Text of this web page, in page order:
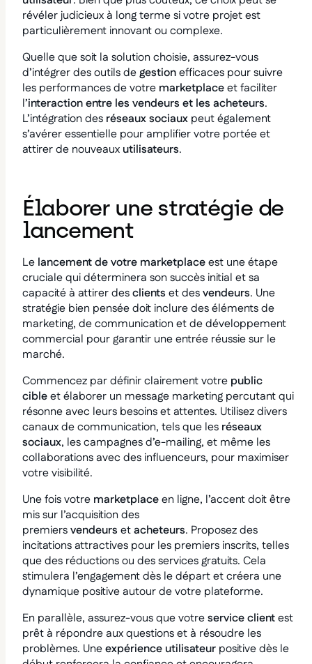
révéler judicieux à long terme si votre projet est
particulièrement innovant ou complexe.
Quelle que soit la solution choisie, assurez-vous
d’intégrer des outils degestionefficaces pour suivre
les performances de votre marketplaceet faciliter
l’interaction entre les vendeurs et les acheteurs.
L’intégration des réseaux sociaux peut également
s’avérer essentielle pour amplifier votre portée et
attirer de nouveaux utilisateurs.
Élaborer une stratégie de
lancement
Le lancement de votre marketplaceest une étape
cruciale qui déterminera son succès initial et sa
capacité à attirer desclients et desvendeurs. Une
stratégie bien pensée doit inclure des éléments de
marketing, de communication et de développement
commercial pour garantir une entrée réussie sur le
marché.
Commencez par définir clairement votre public
cibleet élaborer un message marketing percutant qui
résonne avec leurs besoins et attentes. Utilisez divers
canaux de communication, tels que les réseaux
sociaux, les campagnes d’e-mailing, et même les
collaborations avec des influenceurs, pour maximiser
votre visibilité.
Une fois votre marketplaceen ligne, l’accent doit être
mis sur l’acquisition des
premiersvendeurs etacheteurs. Proposez des
incitations attractives pour les premiers inscrits, telles
que des réductions ou des services gratuits. Cela
stimulera l’engagement dès le départ et créera une
dynamique positive autour de votre plateforme.
En parallèle, assurez-vous que votreservice clientest
prêt à répondre aux questions et à résoudre les
problèmes. Uneexpérience utilisateur positive dès le